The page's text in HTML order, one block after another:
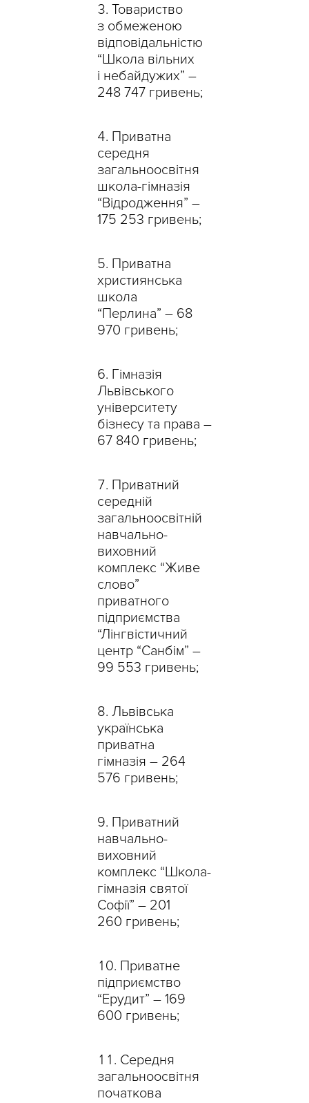
Товариство
з обмеженою
відповідальністю
“Школа вільних
і небайдужих” –
248 747 гривень;
Приватна
середня
загальноосвітня
школа-гімназія
“Відродження” –
175 253 гривень;
Приватна
християнська
школа
“Перлина” – 68
970 гривень;
Гімназія
Львівського
університету
бізнесу та права –
67 840 гривень;
Приватний
середній
загальноосвітній
навчально-
виховний
комплекс “Живе
слово”
приватного
підприємства
“Лінгвістичний
центр “Санбім” –
99 553 гривень;
Львівська
українська
приватна
гімназія – 264
576 гривень;
Приватний
навчально-
виховний
комплекс “Школа-
гімназія святої
Софії” – 201
260 гривень;
Приватне
підприємство
“Ерудит” – 169
600 гривень;
Середня
загальноосвітня
початкова